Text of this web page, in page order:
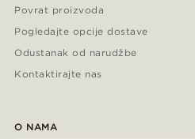
Povrat proizvoda
Pogledajte opcije dostave
Odustanak od narudžbe
Kontaktirajte nas
O NAMA